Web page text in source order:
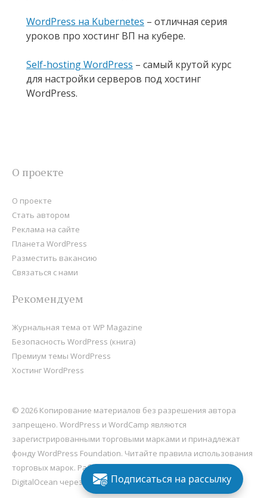
WordPress на Kubernetes – отличная серия
уроков про хостинг ВП на кубере.
Self-hosting WordPress – самый крутой курс
для настройки серверов под хостинг
WordPress.
О проекте
О проекте
Стать автором
Реклама на сайте
Планета WordPress
Разместить вакансию
Связаться с нами
Рекомендуем
Журнальная тема от WP Magazine
Безопасность WordPress (книга)
Премиум темы WordPress
Хостинг WordPress
© 2026 Копирование материалов без разрешения автора
запрещено. WordPress и WordCamp являются
зарегистрированными торговыми марками и принадлежат
фондуWordPress Foundation. Читайте правила использования
торговых марок. Работает наWordPress, хостится на
DigitalOcean через Sail. Подписаться на рассылку